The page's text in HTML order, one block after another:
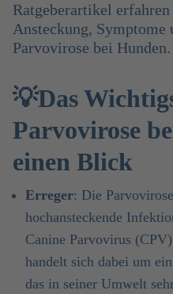
Ratgeberartikel
Ansteckung, Symptome
Parvovirose bei Hunden.
💡Das
Parvovirose
einen Blick
Erreger: Die
hochansteckende
Canine Parvovirus
handelt sich dabei um
das in seiner Umwelt